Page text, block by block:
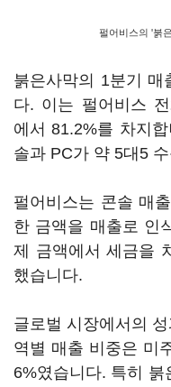
펄어비스의 '붉
붉은사막의 1분기 매
다. 이는 펄어비스
에서 81.2%를 차지
솔과 PC가 약 5대5
펄어비스는 콘솔 매
한 금액을 매출로 인
제 금액에서 세금을
했습니다.
글로벌 시장에서의
역별 매출 비중은 미
6%였습니다. 특히 붉